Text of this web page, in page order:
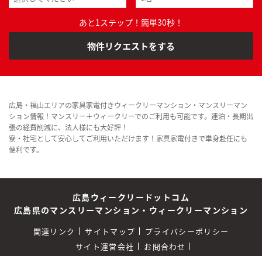
あと1ステップ！簡単30秒！
物件リクエストをする
広島・福山エリアの家具家電付きウィークリーマンション・マンスリーマン
ション情報！マンスリー＋ウィークリーでのご利用も可能です。連泊・長期出
張の経費削減に、法人様にも大好評！
寮・社宅として安心してご利用いただけます！家具家電付きで単身赴任にも
便利です。
広島ウィークリードットコム
広島県のマンスリーマンション・ウィークリーマンション
関連リンク サイトマップ
プライバシーポリシー
サイト運営会社
お問合わせ